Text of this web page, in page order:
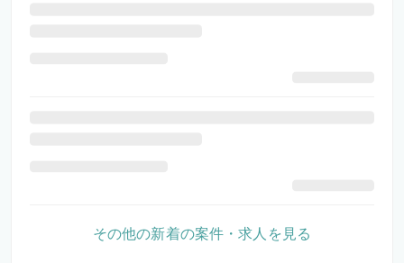
その他の新着の案件・求人を見る